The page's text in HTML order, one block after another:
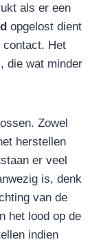
als er een
opgelost dient
contact. Het
die wat minder
Zowel
herstellen
er veel
is, denk
van de
het lood op de
indien